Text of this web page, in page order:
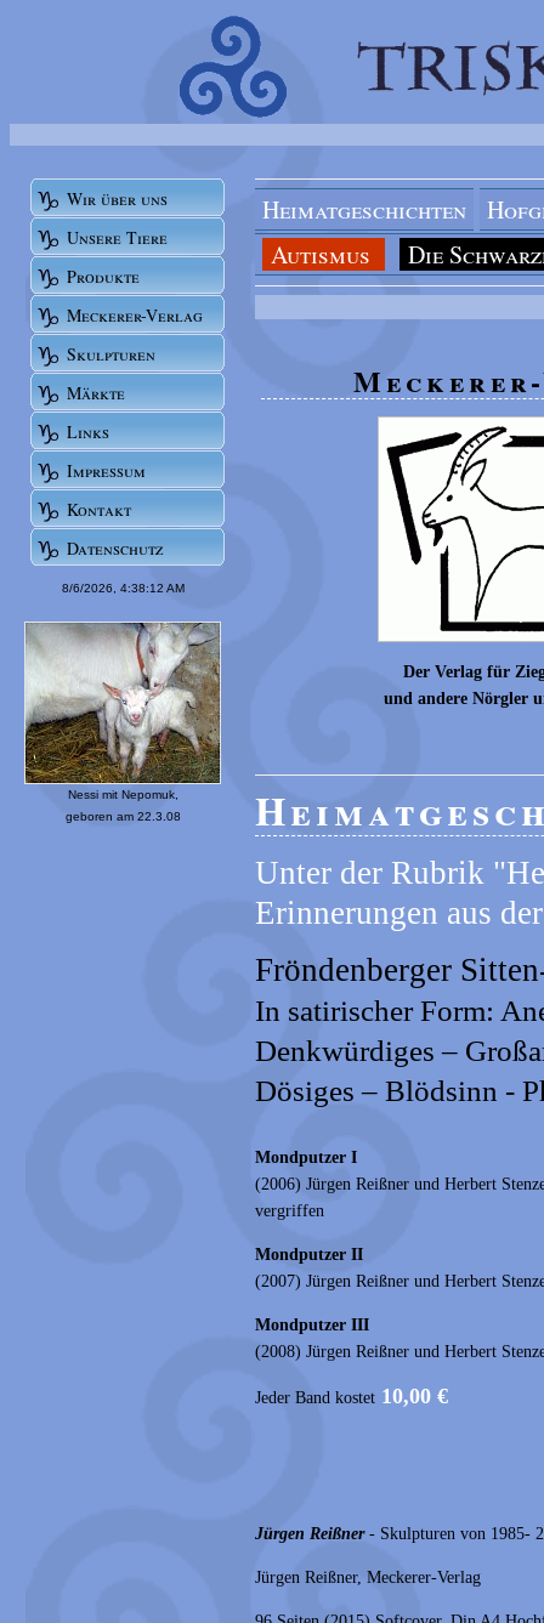
Heimatgeschichten
Autismus
Die
Der Verlag für
und andere Nörgler
Unter der Rubrik
Erinnerungen aus
Fröndenberger
In satirischer Form:
Denkwürdiges –
Dösiges – Blödsinn -
Mondputzer I
(2006) Jürgen Reißner und Herbert
vergriffen
Mondputzer II
(2007) Jürgen Reißner und Herbert
Mondputzer III
(2008) Jürgen Reißner und Herbert
Jeder Band kostet 10,00 €
Jürgen Reißner- Skulpturen von 1985-
Jürgen Reißner, Meckerer-Verlag